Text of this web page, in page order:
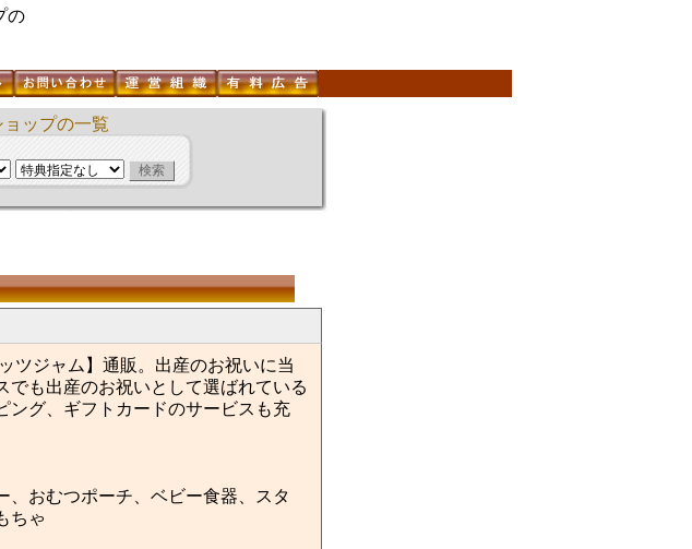
の
ョップの一覧
ツジャム】通販。出産のお祝いに当
でも出産のお祝いとして選ばれている
ング、ギフトカードのサービスも充
、おむつポーチ、ベビー食器、スタ
ちゃ